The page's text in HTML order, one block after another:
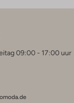
09:00 - 17:00 uur